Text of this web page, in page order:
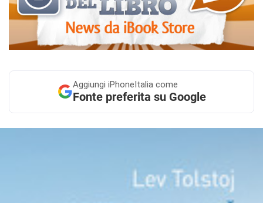
Aggiungi iPhoneItalia come
Fonte preferita su Google